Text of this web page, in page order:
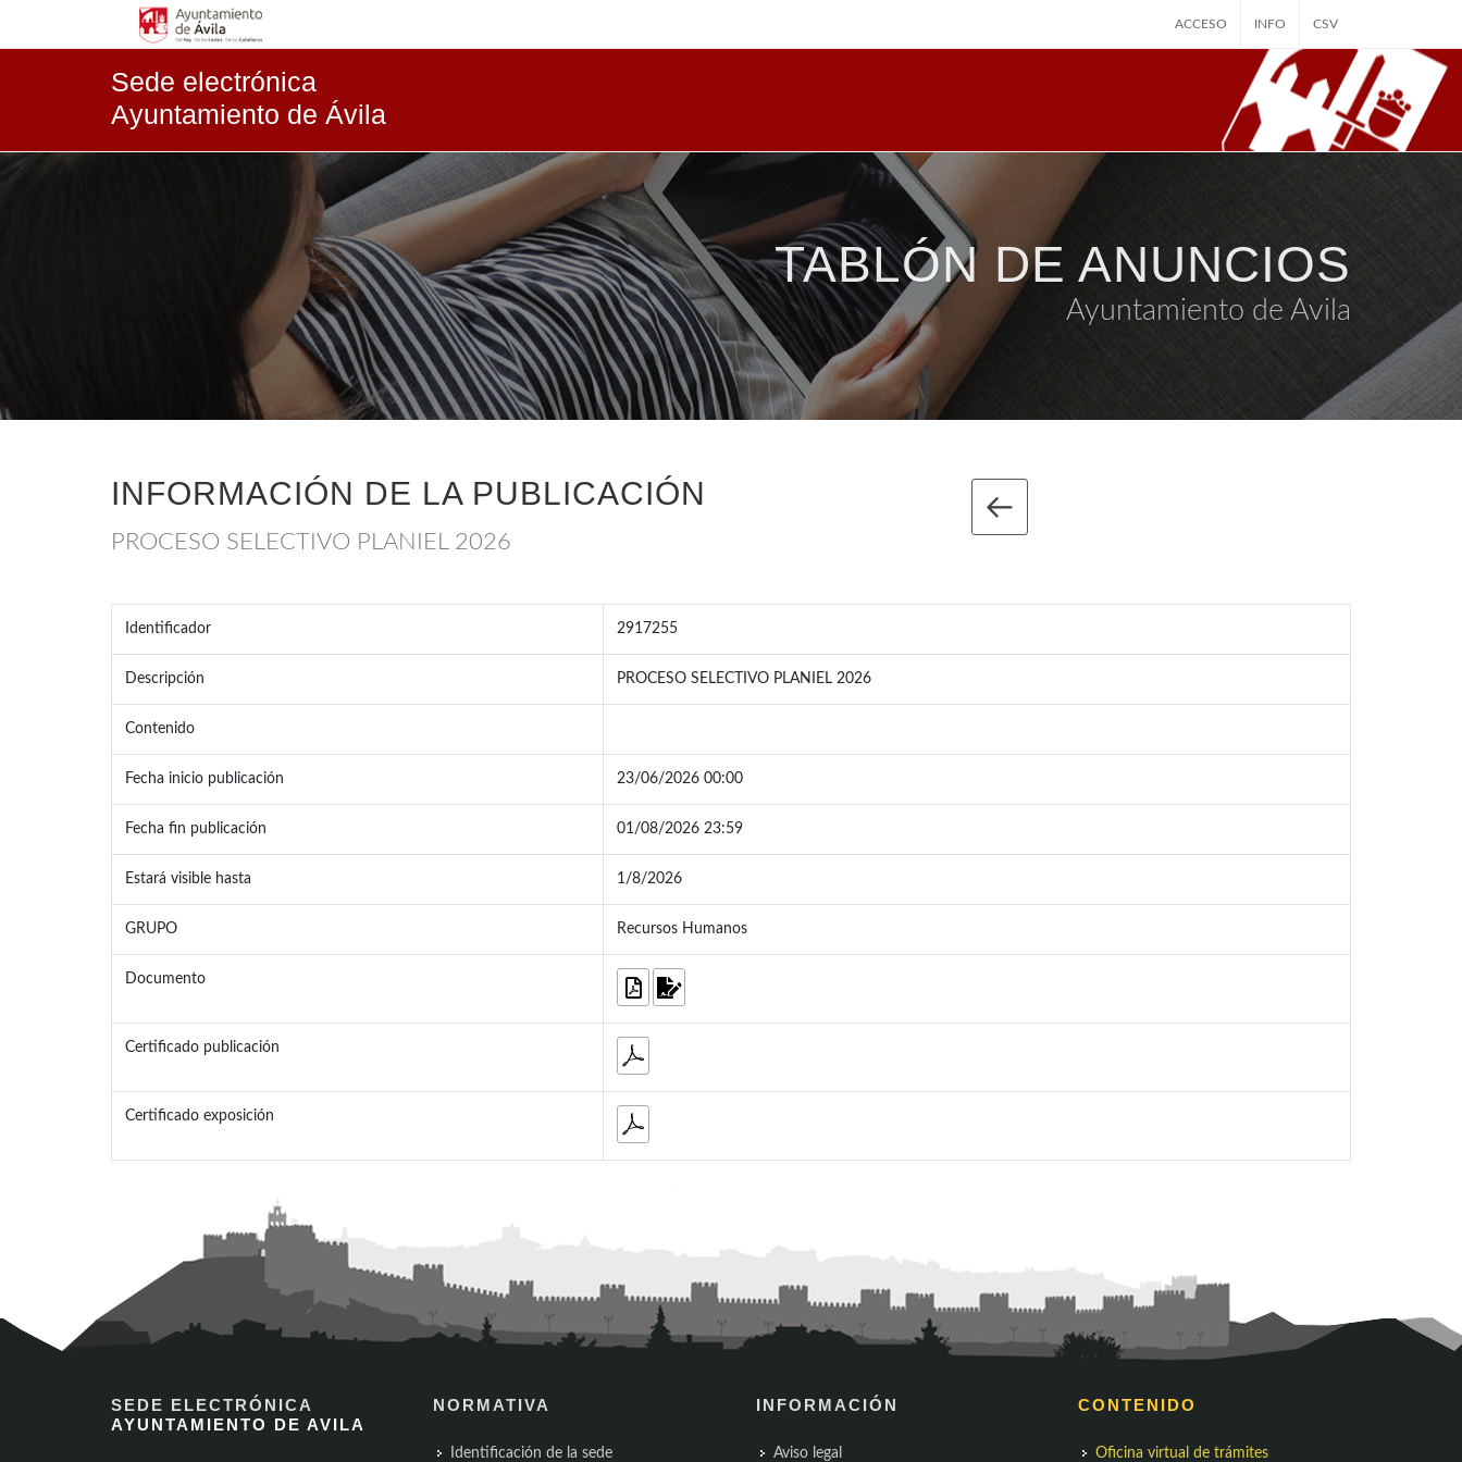
ACCESO INFO CSV
Sede electrónica
Ayuntamiento de Ávila
TABLÓN DE ANUNCIOS
Ayuntamiento de Avila
INFORMACIÓN DE LA PUBLICACIÓN
PROCESO SELECTIVO PLANIEL 2026
Identificador 2917255
Descripción PROCESO SELECTIVO PLANIEL 2026
Contenido
Fecha inicio publicación 23/06/2026 00:00
Fecha fin publicación 01/08/2026 23:59
Estará visible hasta 1/8/2026
GRUPO Recursos Humanos
Documento
Certificado publicación
Certificado exposición
SEDE ELECTRÓNICA
AYUNTAMIENTO DE AVILA
NORMATIVA
Identificación de la sede
INFORMACIÓN
Aviso legal
CONTENIDO
Oficina virtual de trámites